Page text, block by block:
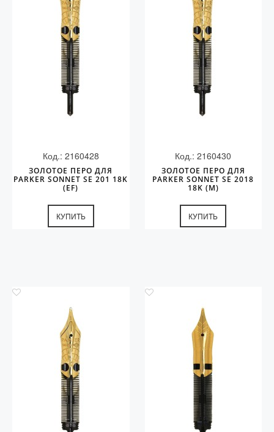
Код.: 2160428
ЗОЛОТОЕ ПЕРО ДЛЯ
PARKER SONNET SE 201 18K
(EF)
КУПИТЬ
Код.: 2160430
ЗОЛОТОЕ ПЕРО ДЛЯ
PARKER SONNET SE 2018
18K (M)
КУПИТЬ